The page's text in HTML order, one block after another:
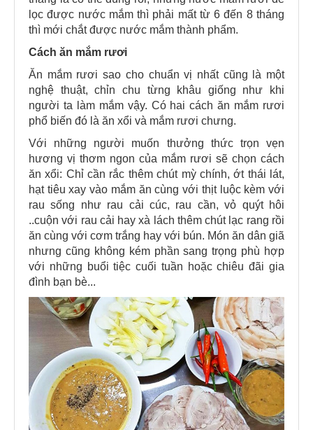
lọc được nước mắm thì phải mất từ 6 đến 8 tháng
thì mới chắt được nước mắm thành phẩm.
Cách ăn mắm rươi
Ăn mắm rươi sao cho chuẩn vị nhất cũng là một
nghệ thuật, chỉn chu từng khâu giống như khi
người ta làm mắm vậy. Có hai cách ăn mắm rươi
phổ biến đó là ăn xổi và mắm rươi chưng.
Với những người muốn thưởng thức trọn vẹn
hương vị thơm ngon của mắm rươi sẽ chọn cách
ăn xổi: Chỉ cần rắc thêm chút mỳ chính, ớt thái lát,
hạt tiêu xay vào mắm ăn cùng với thịt luộc kèm với
rau sống như rau cải cúc, rau cần, vỏ quýt hôi
..cuộn với rau cải hay xà lách thêm chút lạc rang rồi
ăn cùng với cơm trắng hay với bún. Món ăn dân giã
nhưng cũng không kém phần sang trọng phù hợp
với những buổi tiệc cuối tuần hoặc chiêu đãi gia
đình bạn bè...